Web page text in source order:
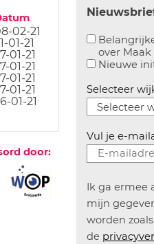
02-21
01-21
01-21
01-21
01-21
01-21
01-21
door:
over Maak
Aanvinken
Nieuwe
Selecteer
Vul je e-
Ik ga ermee
mijn
worden
de